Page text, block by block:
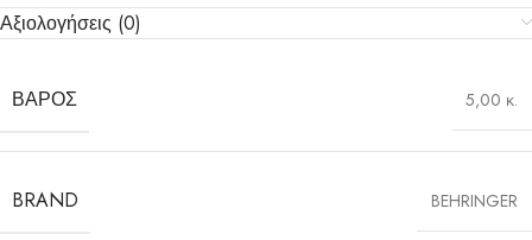
Αξιολογήσεις (0)
ΒΆΡΟΣ 5,00 κ.
BRAND BEHRINGER